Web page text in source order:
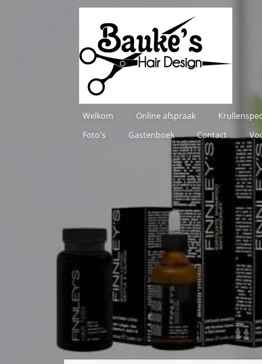
Welkom Online afspraak
Foto's
Gastenboek Contact